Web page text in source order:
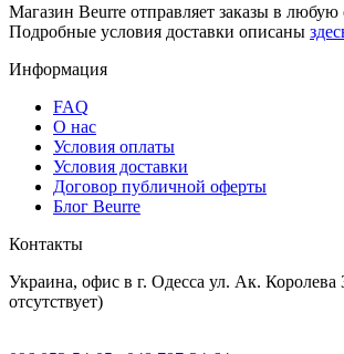
Магазин Beurre отправляет заказы в любую
Подробные условия доставки описаны
Информация
FAQ
O нас
Условия оплаты
Условия доставки
Договор публичной оферты
Блог Beurre
Контакты
Украина, офис в г. Одесса ул. Ак. Королева
отсутствует)